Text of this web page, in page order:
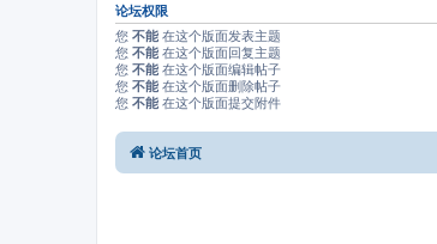
论坛权限
您 不能 在这个版面发表主题
您 不能 在这个版面回复主题
您 不能 在这个版面编辑帖子
您 不能 在这个版面删除帖子
您 不能 在这个版面提交附件
论坛首页